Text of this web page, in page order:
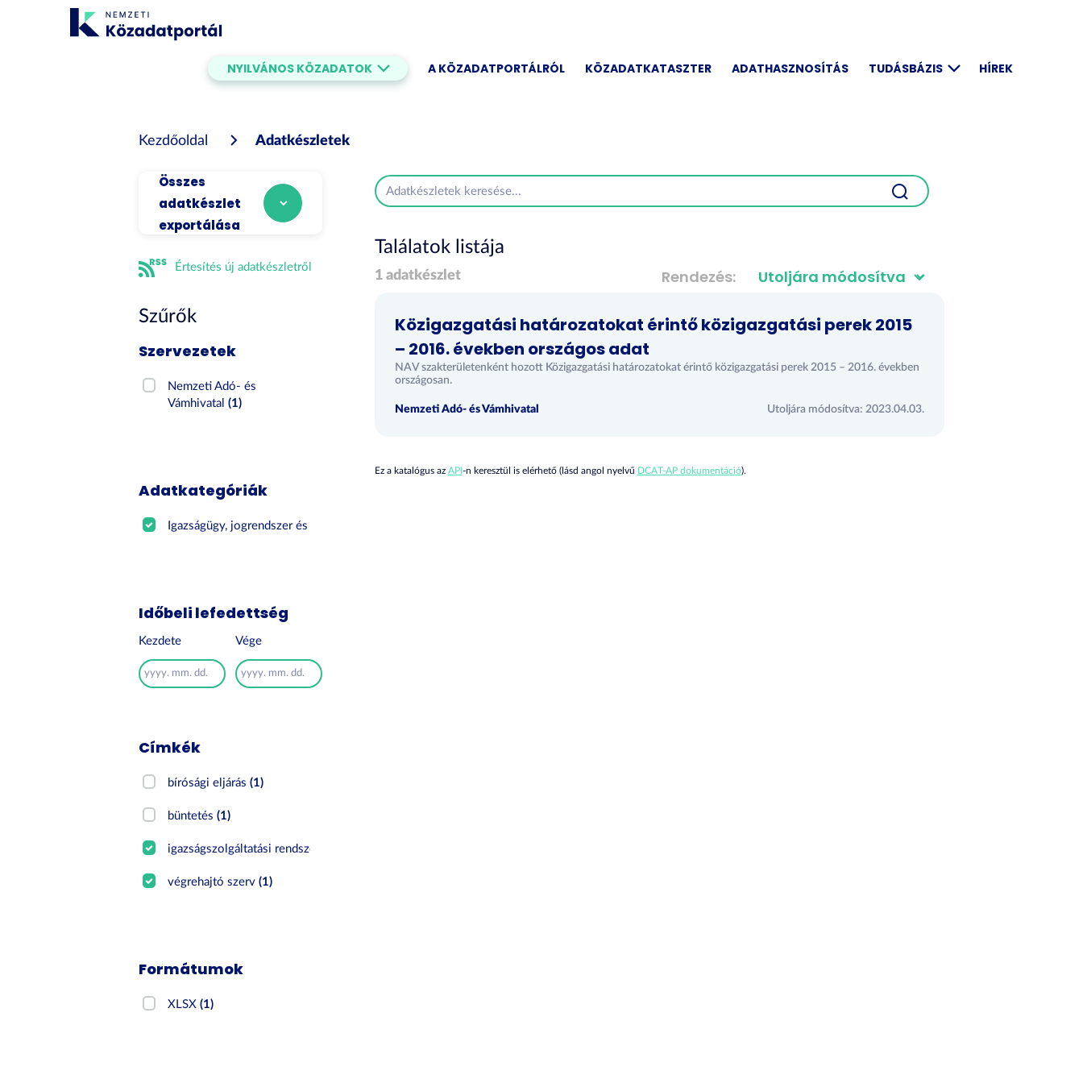
NYILVÁNOS KÖZADATOK A KÖZADATPORTÁLRÓL KÖZADATKATASZTER ADATHASZNOSÍTÁS TUDÁSBÁZIS HÍREK
Kezdőoldal Adatkészletek
Összes
adatkészlet
exportálása
Értesítés új adatkészletről
Szűrők
Szervezetek
Nemzeti Adó- és
Vámhivatal(1)
Adatkategóriák
Igazságügy, jogrendszer és ...
Időbeli lefedettség
Kezdete Vége
Címkék
bírósági eljárás(1)
büntetés(1)
igazságszolgáltatási rendszer
végrehajtó szerv(1)
Formátumok
XLSX(1)
Rendezés
Találatok listája
1 adatkészlet
Közigazgatási határozatokat érintő közigazgatási perek 2015
– 2016. években országos adat
NAV szakterületenként hozott Közigazgatási határozatokat érintő közigazgatási perek 2015 – 2016. években
országosan.
Nemzeti Adó- és Vámhivatal Utoljára módosítva: 2023.04.03.
Ez a katalógus az API-n keresztül is elérhető (lásd angol nyelvű DCAT-AP dokumentáció).